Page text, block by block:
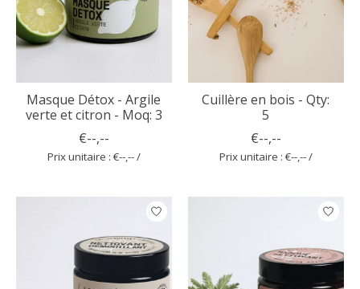
Masque Détox - Argile
verte et citron - Moq: 3
€--,--
Prix unitaire : €--,-- /
Cuillère en bois - Qty:
5
€--,--
Prix unitaire : €--,-- /